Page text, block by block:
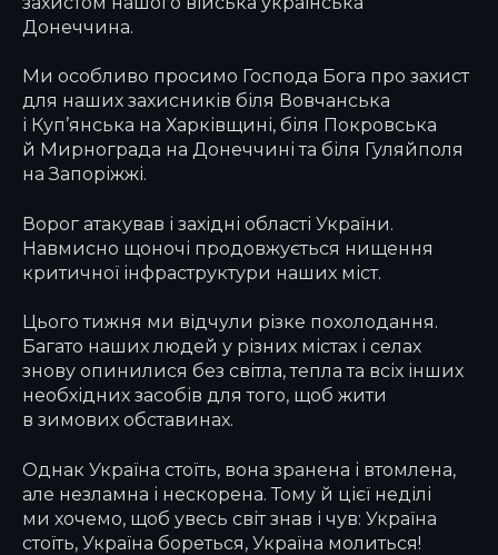
Донеччина.
Ми особливо просимо Господа Бога про захист
для наших захисників біля Вовчанська
і Куп’янська на Харківщині, біля Покровська
й Мирнограда на Донеччині та біля Гуляйполя
на Запоріжжі.
Ворог атакував і західні області України.
Навмисно щоночі продовжується нищення
критичної інфраструктури наших міст.
Цього тижня ми відчули різке похолодання.
Багато наших людей у різних містах і селах
знову опинилися без світла, тепла та всіх інших
необхідних засобів для того, щоб жити
в зимових обставинах.
Однак Україна стоїть, вона зранена і втомлена,
але незламна і нескорена. Тому й цієї неділі
ми хочемо, щоб увесь світ знав і чув: Україна
стоїть, Україна бореться, Україна молиться!